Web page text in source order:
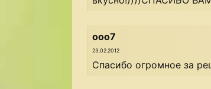
ooo7
23.02.2012
Спасибо огромное за